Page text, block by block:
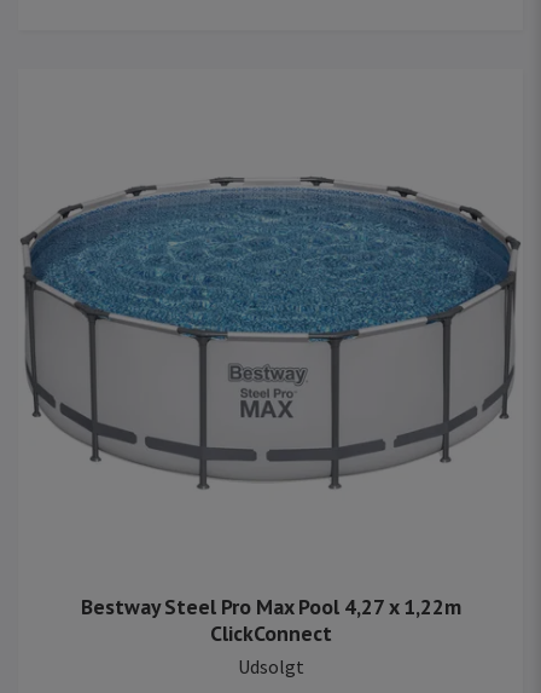
Bestway Steel Pro Max Pool 4,27 x 1,22m
ClickConnect
Udsolgt